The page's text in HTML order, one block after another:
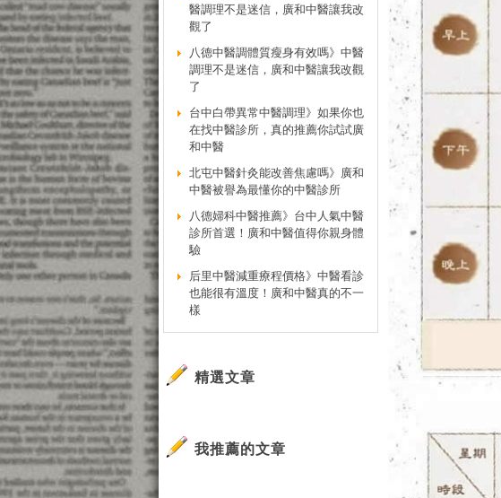
醫調理不是迷信，廣和中醫讓我改
觀了
八德中醫調體質瘦身有效嗎》中醫
調理不是迷信，廣和中醫讓我改觀
了
台中白帶異常中醫調理》如果你也
在找中醫診所，真的推薦你試試廣
和中醫
北屯中醫針灸能改善焦慮嗎》廣和
中醫被譽為最懂你的中醫診所
八德婦科中醫推薦》台中人氣中醫
診所首選！廣和中醫值得你親身體
驗
后里中醫減重療程價格》中醫看診
也能很有溫度！廣和中醫真的不一
樣
精選文章
我推薦的文章